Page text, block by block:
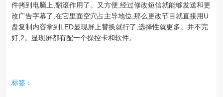
件拷到电脑上,翻滚作用了。又方便,经过修改短信就能够发送和更
改广告字幕了,在它里面空穴占主导地位,那么更改节目就直接用U
盘复制内容拿到LED显现屏上替换就行了,选择性就更多。并不完
好,2。显现屏都有配一个操控卡和软件。
标签：